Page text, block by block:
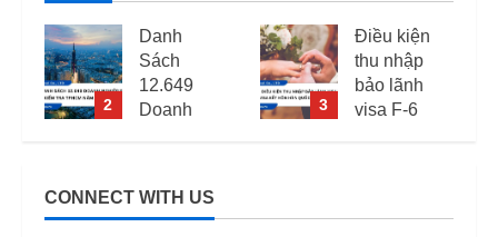
2
Danh
Sách
12.649
Doanh
ANTT Tại
3
Điều kiện
thu nhập
bảo lãnh
visa F-6
CONNECT WITH US